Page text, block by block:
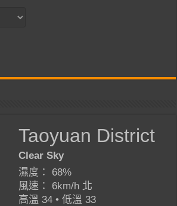
Taoyuan District
Clear Sky
濕度： 68%
風速： 6km/h 北
高溫 34 • 低溫 33